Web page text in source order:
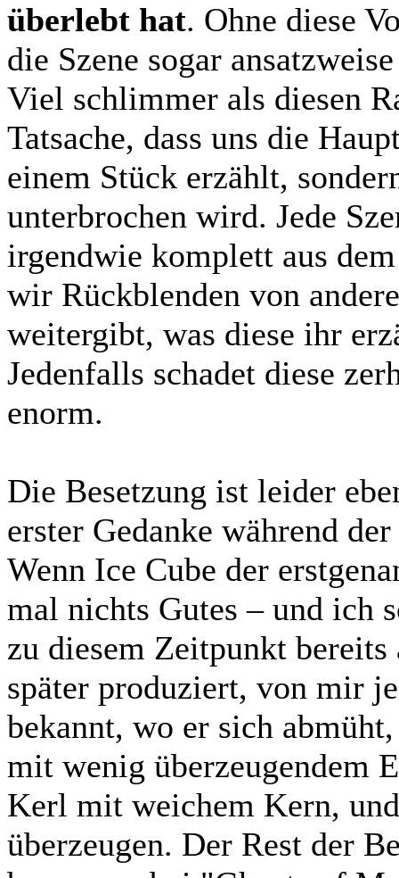
überlebt hat. Ohne diese
die Szene sogar
Viel schlimmer als diesen
Tatsache, dass uns die
einem Stück erzählt,
unterbrochen wird. Jede
irgendwie komplett aus
wir Rückblenden von
weitergibt, was diese ihr
Jedenfalls schadet diese
enorm.
Die Besetzung ist leider
erster Gedanke während
Wenn Ice Cube der
mal nichts Gutes – und ich
zu diesem Zeitpunkt
später produziert, von mir
bekannt, wo er sich
mit wenig überzeugendem
Kerl mit weichem Kern,
überzeugen. Der Rest der